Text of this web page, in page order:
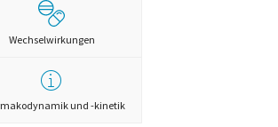
Wechselwirkungen
und -kinetik